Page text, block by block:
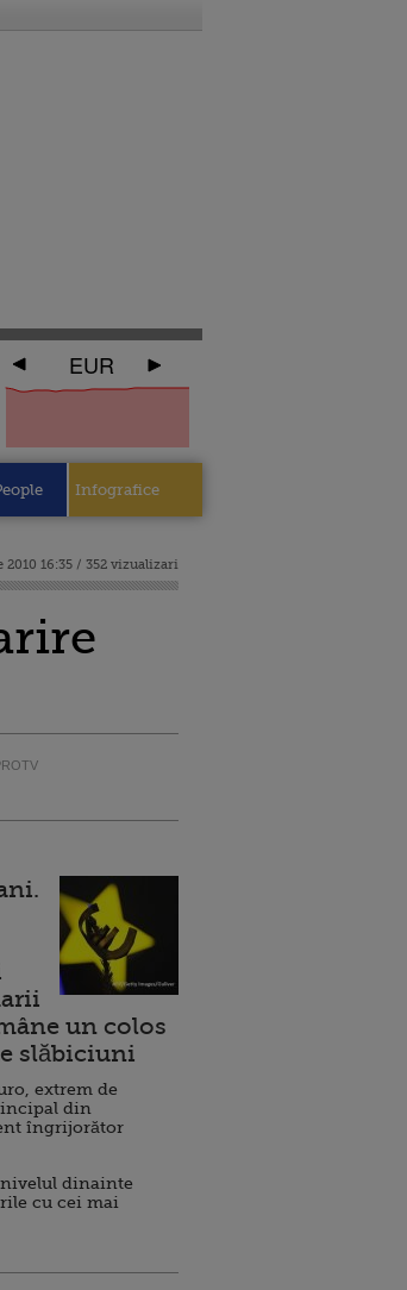
EUR
Infografice
2010 16:35 / 352 vizualizari
un colos
slăbiciuni
extrem de
din
îngrijorător
dinainte
cu cei mai